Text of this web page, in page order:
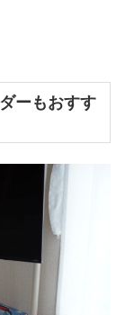
ーもおすす